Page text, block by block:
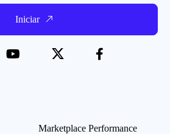
Iniciar
Marketplace Performance